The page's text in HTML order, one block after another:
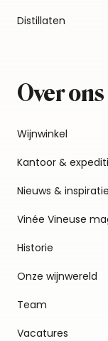
Distillaten
Over ons
Wijnwinkel
Kantoor &
Nieuws & inspiratie
Vinée Vineuse
Historie
Onze wijnwereld
Team
Vacatures